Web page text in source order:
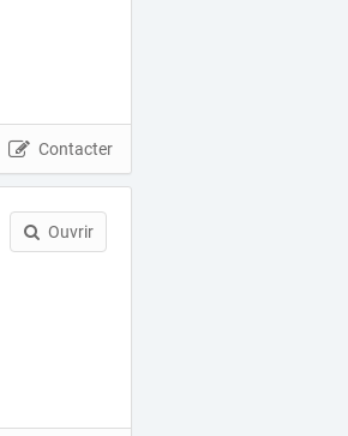
Contacter
Ouvrir